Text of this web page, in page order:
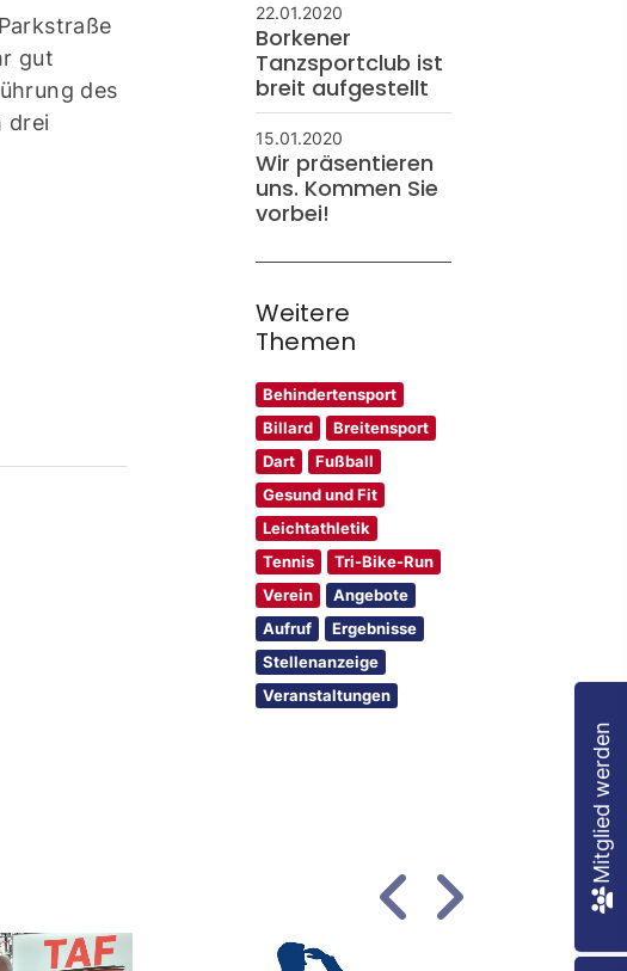
gut
des
drei
22.01.2020
Borkener
Tanzsportclub ist
breit aufgestellt
15.01.2020
Wir präsentieren
uns. Kommen Sie
vorbei!
Weitere
Themen
Behindertensport
Billard
Breitensport
Dart
Fußball
Gesund und Fit
Leichtathletik
Tennis
Tri-Bike-Run
Verein
Angebote
Aufruf
Ergebnisse
Stellenanzeige
Veranstaltungen
Mitglied werden